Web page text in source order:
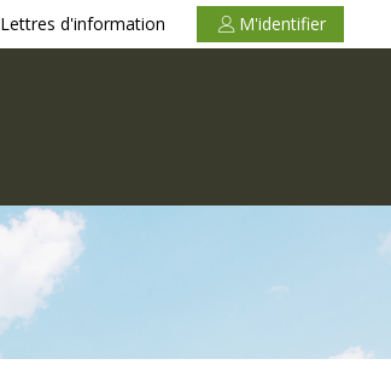
Lettres d'information M'identifier